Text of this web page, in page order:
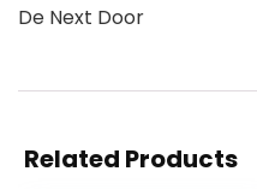
De Next Door
Related Products